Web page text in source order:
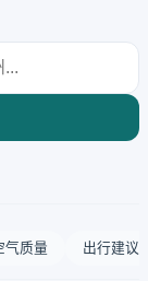
气质量 出行建议